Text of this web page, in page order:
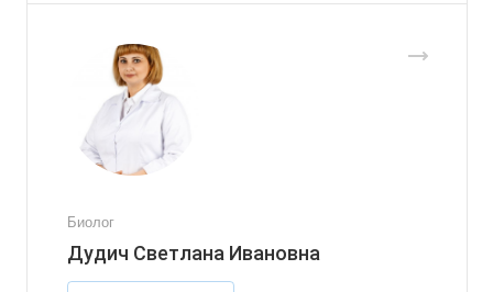
Биолог
Дудич Светлана Ивановна